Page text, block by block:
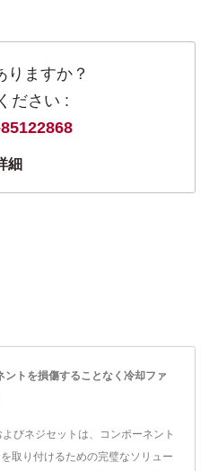
りますか？
ださい :
細
トを損傷することなく冷却ファ
びネジセットは、コンポーネント
取り付けるための完璧なソリュー